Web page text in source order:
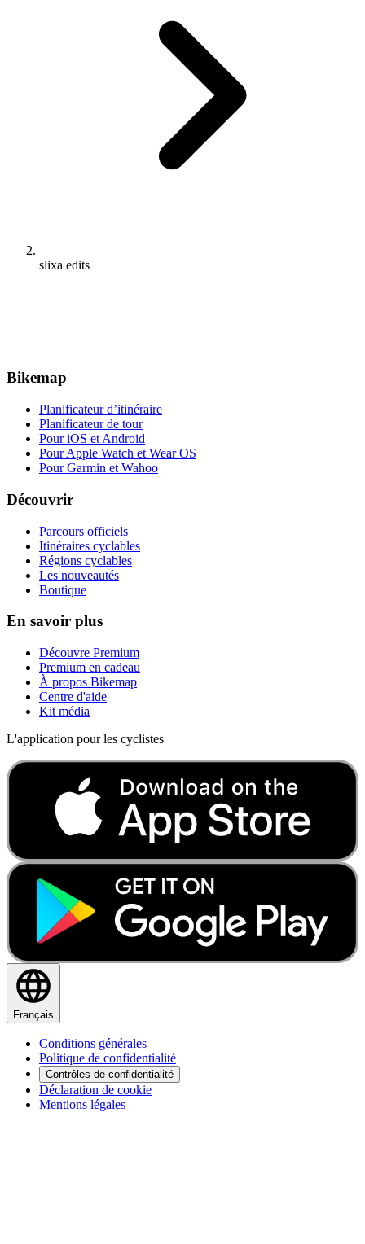
slixa edits
Bikemap
Planificateur d’itinéraire
Planificateur de tour
Pour iOS et Android
Pour Apple Watch et Wear OS
Pour Garmin et Wahoo
Découvrir
Parcours officiels
Itinéraires cyclables
Régions cyclables
Les nouveautés
Boutique
En savoir plus
Découvre Premium
Premium en cadeau
À propos Bikemap
Centre d'aide
Kit média
L'application pour les cyclistes
Français
Conditions générales
Politique de confidentialité
Contrôles de confidentialité
Déclaration de cookie
Mentions légales